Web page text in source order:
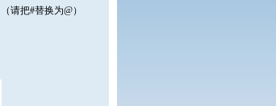
（请把#替换为@）